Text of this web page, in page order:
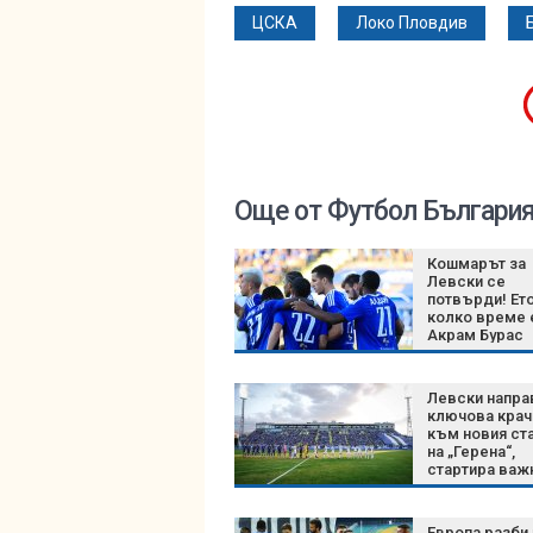
ЦСКА Локо Пловдив
Още от Футбол България
Кошмарът за
Левски се
потвърди!
колко време
Акрам Бурас
Левски
ключова
към новия
на „Герена“,
стартира
процедура